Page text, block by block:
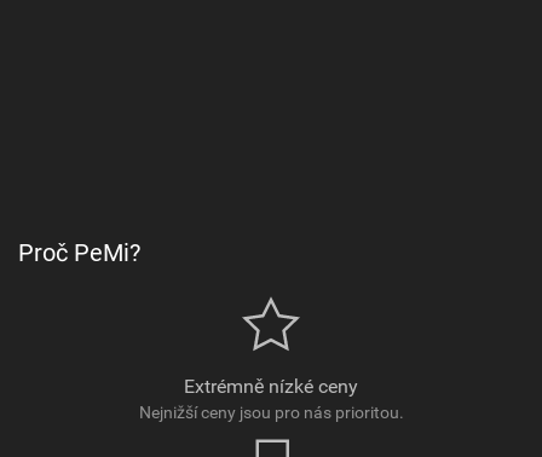
Proč PeMi?
Extrémně nízké ceny
Nejnižší ceny jsou pro nás prioritou.